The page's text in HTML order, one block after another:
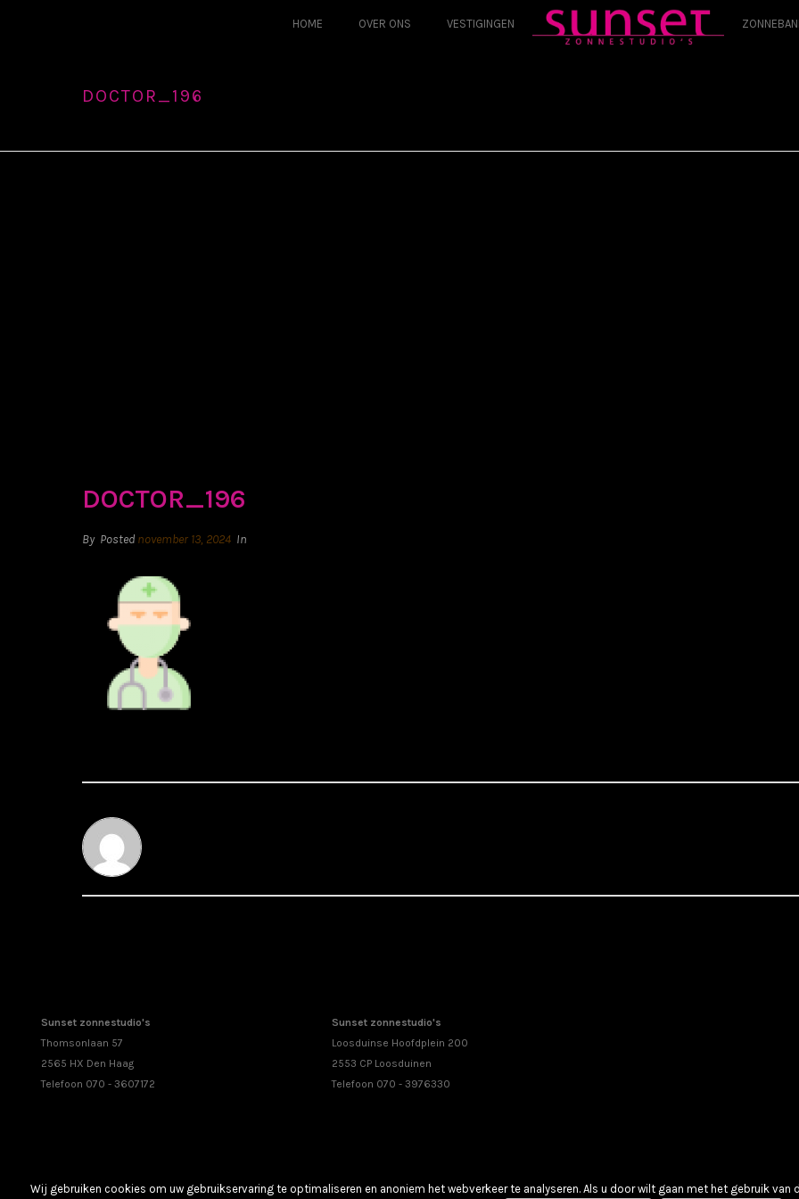
HOME OVER ONS VESTIGINGEN
DOCTOR_196
DOCTOR_196
By Posted november 13, 2024 In
Sunset zonnestudio's
Thomsonlaan 57
2565 HX Den Haag
Telefoon 070 - 3607172
Sunset zonnestudio's
Loosduinse Hoofdplein 200
2553 CP Loosduinen
Telefoon 070 - 3976330
Wij gebruiken cookies om uw gebruikservaring te optimaliseren en anoniem het webverkeer te analyseren. Als u door wilt gaan met het gebruik